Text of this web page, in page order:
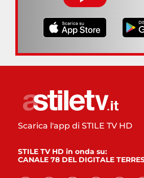
Scarica l'app di STILE TV HD
STILE TV HD in onda su:
CANALE 78 DEL DIGITALE